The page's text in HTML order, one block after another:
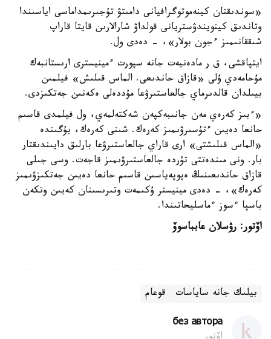
«سوندىقتان كينەموتوگرافيانى دامىتۋ تۇجىرىمداماسى اياسىندا
وتاندىق كينويندۋستريانى قولداۋ شارالارىن قايتا قاراپ
شىققانىمىز ءجون بولار»، - دەدى ول.
ايتپاقشى، ق ر مادەنيەت جانە سپورت ءمينيسترى ارىستانبەك
مۇحامەدي ۇلى «قازاق حاندىعى. الماس قىلىش» فيلمىن
بيىلدان قالدىرماي جالعاستىرۋعا مۇددەلى ەكەنىن جەتكىزدى.
«ءبىز كەرەي مەن جانىبەكپەن شەكتەلمەي، ول فيلمدى قاسىم
حانعا دەيىن ءتۇسىرۋىمىز كەرەك. شىنى كەرەك، بۇگىندە
«الماس قىلىشتى» ارى قاراي جالعاستىرۋعا بارلىق دايىندىقتار
بار. ونى مىندەتتى تۇردە جالعاستىرۋىمىز قاجەت. وسى جىلى
قازاق حاندىعىنىڭ ەپوپەياسىن قاسىم حانعا دەيىن جەتكىزۋىمىز
كەرەك»، - دەدى مينيستر ۇكىمەت وتىرىسىنان كەيىن وتكەن
باسپا ءسوز ءماسليحاتىندا.
اۆتور: رۋسلان عابباسوۆ
بيلىك جانە ساياسات قوعام
без автора